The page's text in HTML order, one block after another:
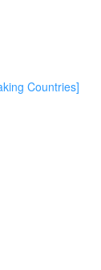
Countries]